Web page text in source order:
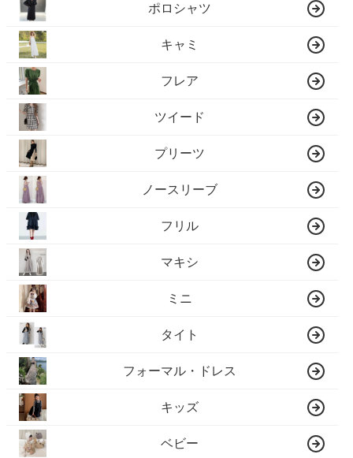
ポロシャツ
キャミ
フレア
ツイード
プリーツ
ノースリーブ
フリル
マキシ
ミニ
タイト
フォーマル・ドレス
キッズ
ベビー